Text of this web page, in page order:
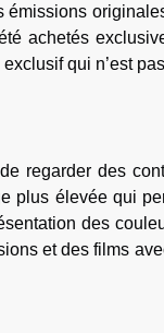
achetés
qui n’est
regarder des
plus élevée qui
des
et des films